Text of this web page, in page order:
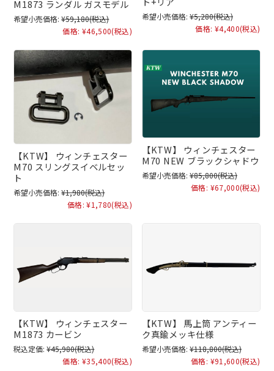
M1873 ランダル ガスモデル
希望小売価格: ¥59,180(税込)
価格: ¥46,500(税込)
希望小売価格: ¥5,280(税込)
価格: ¥4,400(税込)
【KTW】 ウィンチェスター
M70 スリングスイベルセッ
ト
希望小売価格: ¥1,980(税込)
価格: ¥1,780(税込)
【KTW】 ウィンチェスター
M70 NEW ブラックシャドウ
希望小売価格: ¥85,800(税込)
価格: ¥67,000(税込)
【KTW】 ウィンチェスター
M1873 カービン
税込定価: ¥45,980(税込)
価格: ¥35,400(税込)
【KTW】 馬上筒 アンティー
ク真鍮メッキ仕様
希望小売価格: ¥118,800(税込)
価格: ¥91,600(税込)